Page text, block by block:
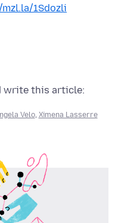
1Sdozli
write this article:
Velo, Ximena Lasserre